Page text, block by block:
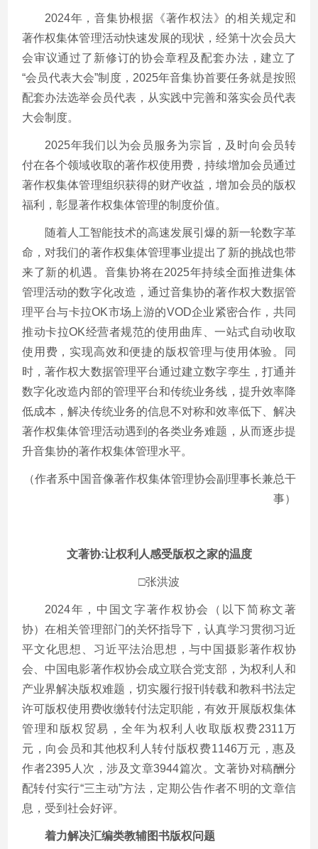
2024年，音集协根据《著作权法》的相关规定和
著作权集体管理活动快速发展的现状，经第十次会员大
会审议通过了新修订的协会章程及配套办法，建立了
“会员代表大会”制度，2025年音集协首要任务就是按照
配套办法选举会员代表，从实践中完善和落实会员代表
大会制度。
2025年我们以为会员服务为宗旨，及时向会员转
付在各个领域收取的著作权使用费，持续增加会员通过
著作权集体管理组织获得的财产收益，增加会员的版权
福利，彰显著作权集体管理的制度价值。
随着人工智能技术的高速发展引爆的新一轮数字革
命，对我们的著作权集体管理事业提出了新的挑战也带
来了新的机遇。音集协将在2025年持续全面推进集体
管理活动的数字化改造，通过音集协的著作权大数据管
理平台与卡拉OK市场上游的VOD企业紧密合作，共同
推动卡拉OK经营者规范的使用曲库、一站式自动收取
使用费，实现高效和便捷的版权管理与使用体验。同
时，著作权大数据管理平台通过建立数字孪生，打通并
数字化改造内部的管理平台和传统业务线，提升效率降
低成本，解决传统业务的信息不对称和效率低下、解决
著作权集体管理活动遇到的各类业务难题，从而逐步提
升音集协的著作权集体管理水平。
（作者系中国音像著作权集体管理协会副理事长兼总干
事）
文著协:让权利人感受版权之家的温度
□张洪波
2024年，中国文字著作权协会（以下简称文著
协）在相关管理部门的关怀指导下，认真学习贯彻习近
平文化思想、习近平法治思想，与中国摄影著作权协
会、中国电影著作权协会成立联合党支部，为权利人和
产业界解决版权难题，切实履行报刊转载和教科书法定
许可版权使用费收缴转付法定职能，有效开展版权集体
管理和版权贸易，全年为权利人收取版权费2311万
元，向会员和其他权利人转付版权费1146万元，惠及
作者2395人次，涉及文章3944篇次。文著协对稿酬分
配转付实行“三主动”方法，定期公告作者不明的文章信
息，受到社会好评。
着力解决汇编类教辅图书版权问题